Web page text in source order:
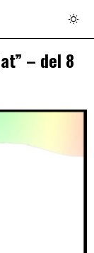
– del 8